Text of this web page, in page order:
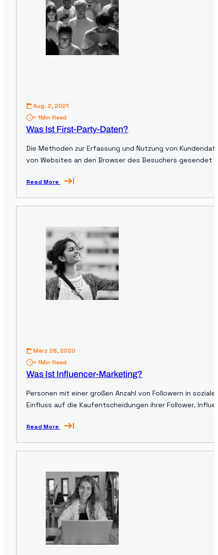
Was Ist First-Party-Daten?
Die Methoden zur Erfassung und Nutzung von
von Websites an den Browser des Besuchers gesendet
Aug. 2, 2021
Min Read
< 1
Read More
Was Ist Influencer-Marketing?
Personen mit einer großen Anzahl von Followern in
Einfluss auf die Kaufentscheidungen ihrer Follower.
März 28, 2020
Min Read
< 1
Read More